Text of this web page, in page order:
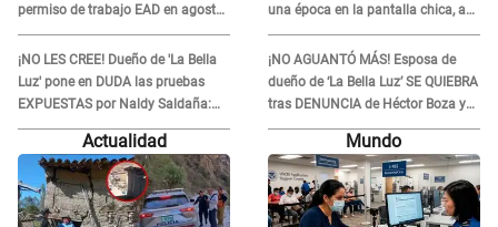
permiso de trabajo EAD en agosto
del 2026
¡NO LES CREE! Dueño de 'La Bella
Luz' pone en DUDA las pruebas
EXPUESTAS por Naldy Saldaña:
“Quizá se han editado...”
una época en la pantalla chica, así
fue su repentino adiós
¡NO AGUANTÓ MÁS! Esposa de
dueño de ‘La Bella Luz’ SE QUIEBRA
tras DENUNCIA de Héctor Boza y
ARREMETE contra Claudia Salazar
Actualidad Mundo